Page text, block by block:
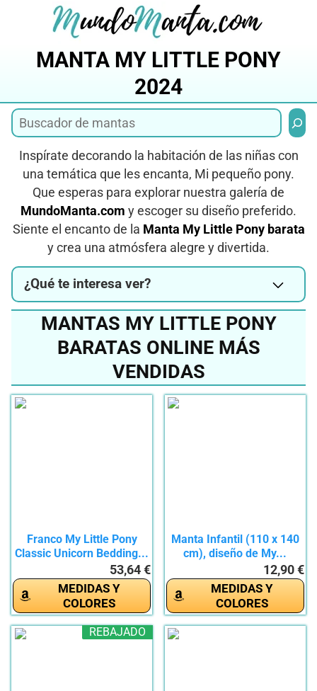
MANTA MY LITTLE PONY
2024
Inspírate decorando la habitación de las niñas con
una temática que les encanta, Mi pequeño pony.
Que esperas para explorar nuestra galería de
MundoManta.com y escoger su diseño preferido.
Siente el encanto de la Manta My Little Pony barata
y crea una atmósfera alegre y divertida.
¿Qué te interesa ver?
MANTAS MY LITTLE PONY
BARATAS ONLINE MÁS
VENDIDAS
Franco My Little Pony
Classic Unicorn Bedding...
53,64 €
MEDIDAS Y
COLORES
Manta Infantil (110 x 140
cm), diseño de My...
12,90 €
MEDIDAS Y
COLORES
REBAJADO